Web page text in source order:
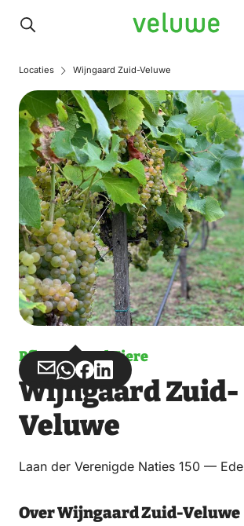
Veluwe
Locaties Wijngaard Zuid-Veluwe
Pflanzen und Tiere
Teilen
über
Email
Teilen
über
WhatsApp
Teilen
auf
Teilen
auf
Wijngaard Zuid-
Veluwe
Laan der Verenigde Naties 150 — Ede
Over Wijngaard Zuid-Veluwe